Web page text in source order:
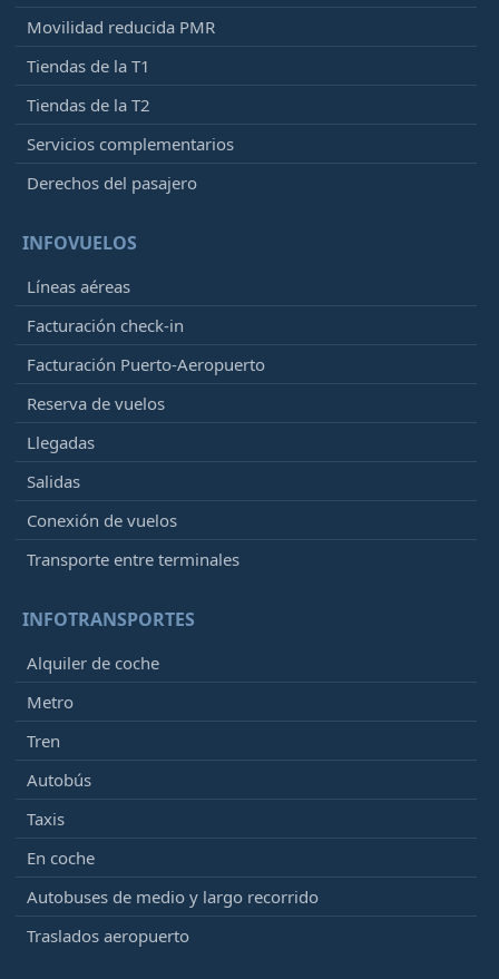
Movilidad reducida PMR
Tiendas de la T1
Tiendas de la T2
Servicios complementarios
Derechos del pasajero
INFOVUELOS
Líneas aéreas
Facturación check-in
Facturación Puerto-Aeropuerto
Reserva de vuelos
Llegadas
Salidas
Conexión de vuelos
Transporte entre terminales
INFOTRANSPORTES
Alquiler de coche
Metro
Tren
Autobús
Taxis
En coche
Autobuses de medio y largo recorrido
Traslados aeropuerto